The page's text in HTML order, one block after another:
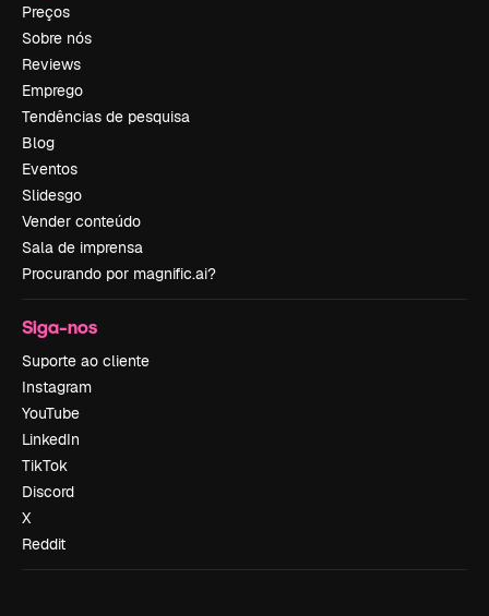
Preços
Sobre nós
Reviews
Emprego
Tendências de pesquisa
Blog
Eventos
Slidesgo
Vender conteúdo
Sala de imprensa
Procurando por magnific.ai?
Siga-nos
Suporte ao cliente
Instagram
YouTube
LinkedIn
TikTok
Discord
X
Reddit